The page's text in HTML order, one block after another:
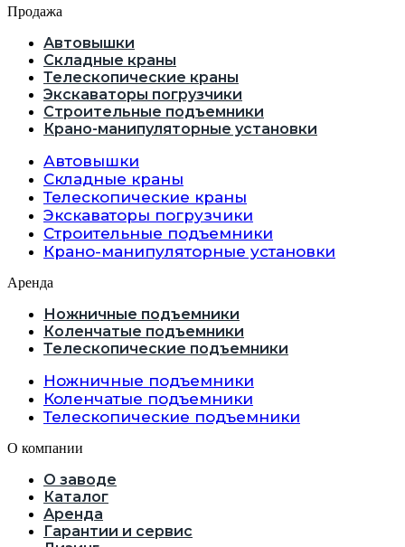
Продажа
Автовышки
Складные краны
Телескопические краны
Экскаваторы погрузчики
Строительные подъемники
Крано-манипуляторные установки
Автовышки
Складные краны
Телескопические краны
Экскаваторы погрузчики
Строительные подъемники
Крано-манипуляторные установки
Аренда
Ножничные подъемники
Коленчатые подъемники
Телескопические подъемники
Ножничные подъемники
Коленчатые подъемники
Телескопические подъемники
О компании
О заводе
Каталог
Аренда
Гарантии и сервис